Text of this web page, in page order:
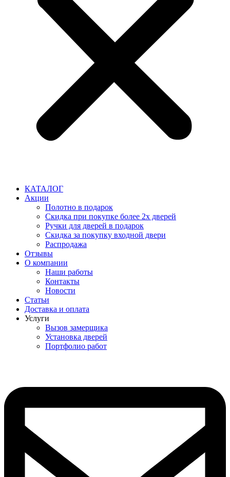
КАТАЛОГ
Акции
Полотно в подарок
Скидка при покупке более 2х дверей
Ручки для дверей в подарок
Скидка за покупку входной двери
Распродажа
Отзывы
О компании
Наши работы
Контакты
Новости
Статьи
Доставка и оплата
Услуги
Вызов замерщика
Установка дверей
Портфолио работ